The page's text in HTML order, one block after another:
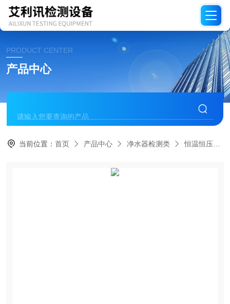
PRODUCT CENTER
产品中心
当前位置：首页 产品中心 净水器检测类 恒温恒压供水加标测试系统